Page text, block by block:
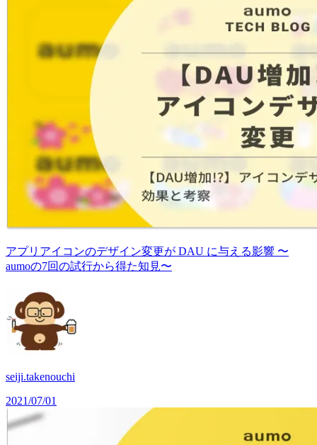
アプリアイコンのデザイン変更が DAU に与える影響 〜
aumoの7回の試行から得た知見〜
seiji.takenouchi
2021/07/01